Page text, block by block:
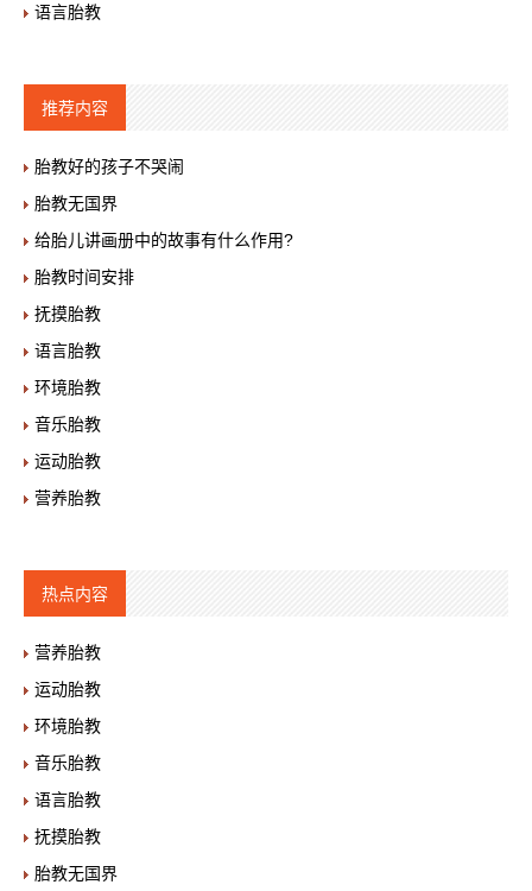
语言胎教
推荐内容
胎教好的孩子不哭闹
胎教无国界
给胎儿讲画册中的故事有什么作用?
胎教时间安排
抚摸胎教
语言胎教
环境胎教
音乐胎教
运动胎教
营养胎教
热点内容
营养胎教
运动胎教
环境胎教
音乐胎教
语言胎教
抚摸胎教
胎教无国界